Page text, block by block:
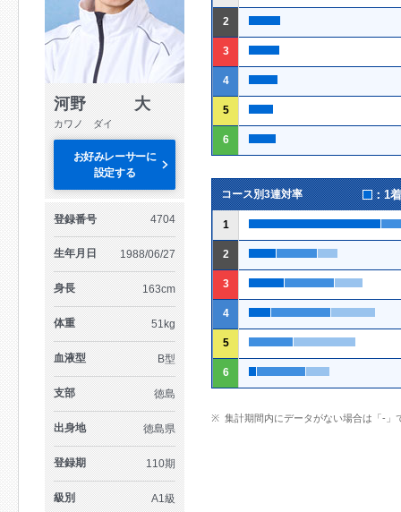
河野 大
カワノ ダイ
お好みレーサーに
設定する
登録番号 4704
生年月日 1988/06/27
身長 163cm
体重 51kg
血液型 B型
支部 徳島
出身地 徳島県
登録期 110期
級別 A1級
2
3
4
5
6
コース別3連対率 ：1
1
2
3
4
5
6
集計期間内にデータがない場合は「-」